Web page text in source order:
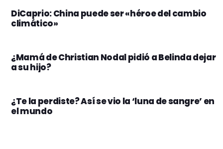
DiCaprio: China puede ser «héroe del cambio
climático»
¿Mamá de Christian Nodal pidió a Belinda dejar
a su hijo?
¿Te la perdiste? Así se vio la ‘luna de sangre’ en
el mundo